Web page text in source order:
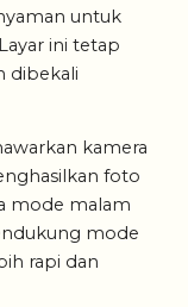
untuk
ini tetap
dibekali
kamera
foto
mode malam
mode
rapi dan